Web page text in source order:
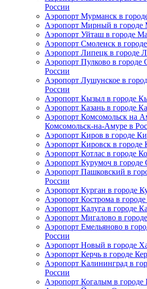
России
Аэропорт Мурманск в
Аэропорт Мирный в
Аэропорт Уйташ в городе
Аэропорт Смоленск в
Аэропорт Липецк в городе
Аэропорт Пулково в городе
России
Аэропорт Лушунское в
России
Аэропорт Кызыл в городе
Аэропорт Казань в городе
Аэропорт Комсомольск на
Комсомольск-на-Амуре в
Аэропорт Киров в городе
Аэропорт Кировск в городе
Аэропорт Котлас в городе
Аэропорт Курумоч в городе
Аэропорт Пашковский в
России
Аэропорт Курган в городе
Аэропорт Кострома в
Аэропорт Калуга в городе
Аэропорт Мигалово в
Аэропорт Емельяново в
России
Аэропорт Новый в городе
Аэропорт Керчь в городе
Аэропорт Калининград в
России
Аэропорт Когалым в городе